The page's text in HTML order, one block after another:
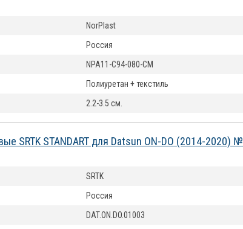
NorPlast
Россия
NPA11-C94-080-CM
Полиуретан + текстиль
2.2-3.5 см.
SRTK STANDART для Datsun ON-DO (2014-2020) №
SRTK
Россия
DAT.ON.DO.01003